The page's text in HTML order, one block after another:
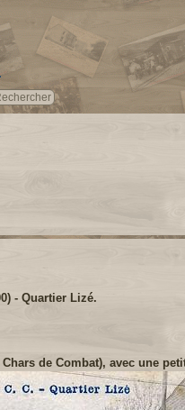
- Quartier Lizé.
de Combat), avec une